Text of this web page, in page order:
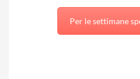
Per le settimane